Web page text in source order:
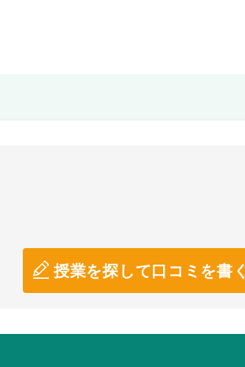
授業を探して口コミを書く